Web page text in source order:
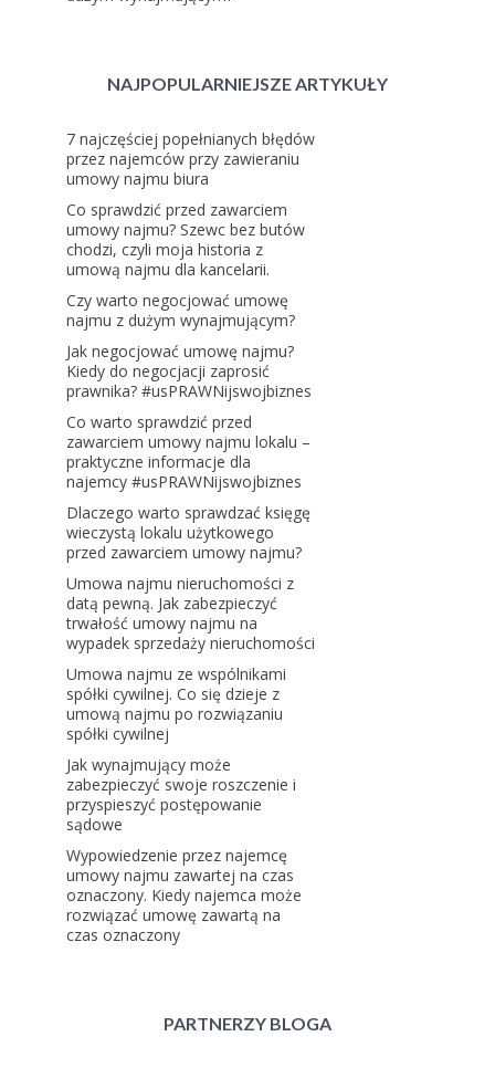
NAJPOPULARNIEJSZE ARTYKUŁY
7 najczęściej popełnianych błędów
przez najemców przy zawieraniu
umowy najmu biura
Co sprawdzić przed zawarciem
umowy najmu? Szewc bez butów
chodzi, czyli moja historia z
umową najmu dla kancelarii.
Czy warto negocjować umowę
najmu z dużym wynajmującym?
Jak negocjować umowę najmu?
Kiedy do negocjacji zaprosić
prawnika? #usPRAWNijswojbiznes
Co warto sprawdzić przed
zawarciem umowy najmu lokalu –
praktyczne informacje dla
najemcy #usPRAWNijswojbiznes
Dlaczego warto sprawdzać księgę
wieczystą lokalu użytkowego
przed zawarciem umowy najmu?
Umowa najmu nieruchomości z
datą pewną. Jak zabezpieczyć
trwałość umowy najmu na
wypadek sprzedaży nieruchomości
Umowa najmu ze wspólnikami
spółki cywilnej. Co się dzieje z
umową najmu po rozwiązaniu
spółki cywilnej
Jak wynajmujący może
zabezpieczyć swoje roszczenie i
przyspieszyć postępowanie
sądowe
Wypowiedzenie przez najemcę
umowy najmu zawartej na czas
oznaczony. Kiedy najemca może
rozwiązać umowę zawartą na
czas oznaczony
PARTNERZY BLOGA